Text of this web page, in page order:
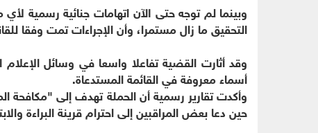
وبينما لم توجه حتى الآن اتهامات جنائية رسمية
التحقيق ما زال مستمرا، وأن الإجراءات تمت وفقا
وقد أثارت القضية تفاعلا واسعا في وسائل
أسماء معروفة في القائمة المستدعاة.
وأكدت تقارير رسمية أن الحملة تهدف إلى "مكافحة
حين دعا بعض المراقبين إلى احترام قرينة البراءة